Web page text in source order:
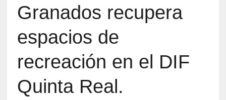
Granados recupera
espacios de
recreación en el DIF
Quinta Real.